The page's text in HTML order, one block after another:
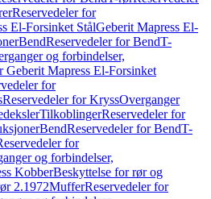
Reservedeler for
El-Forsinket StålGeberit Mapress El-
BendReservedeler for BendT-
og forbindelser,
Geberit Mapress El-Forsinket
for
Reservedeler for KryssOverganger
TilkoblingerReservedeler for
BendReservedeler for BendT-
for
og forbindelser,
KobberBeskyttelse for rør og
2.1972MufferReservedeler for